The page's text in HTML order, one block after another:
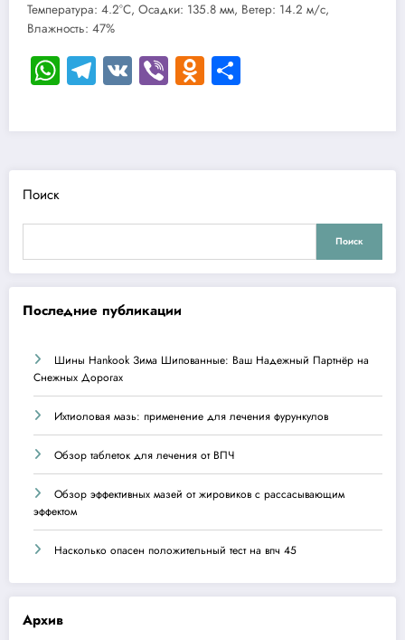
Температура: 4.2°C, Осадки: 135.8 мм, Ветер: 14.2 м/с,
Влажность: 47%
WhatsApp
Telegram
VKViberOdnoklassniki
Поиск
Поиск
Последние публикации
Шины Hankook Зима Шипованные: Ваш Надежный Партнёр на
Снежных Дорогах
Ихтиоловая мазь: применение для лечения фурункулов
Обзор таблеток для лечения от ВПЧ
Обзор эффективных мазей от жировиков с рассасывающим
эффектом
Насколько опасен положительный тест на впч 45
Архив